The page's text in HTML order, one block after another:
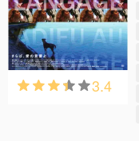
3.4